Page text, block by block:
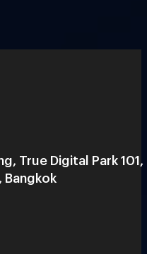
True Digital Park 101,
Bangkok